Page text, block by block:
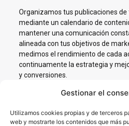
Gestionar el
Utilizamos cookies propias y de terceros
web y mostrarte los contenidos que más
Organizamos tus publicaciones
mediante un calendario de
mantener una comunicación
alineada con tus objetivos de
medimos el rendimiento de cada
continuamente la estrategia y
y conversiones.